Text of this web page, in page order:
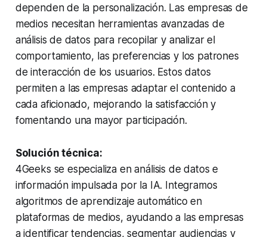
dependen de la personalización. Las empresas de
medios necesitan herramientas avanzadas de
análisis de datos para recopilar y analizar el
comportamiento, las preferencias y los patrones
de interacción de los usuarios. Estos datos
permiten a las empresas adaptar el contenido a
cada aficionado, mejorando la satisfacción y
fomentando una mayor participación.
Solución técnica:
4Geeks se especializa en análisis de datos e
información impulsada por la IA. Integramos
algoritmos de aprendizaje automático en
plataformas de medios, ayudando a las empresas
a identificar tendencias, segmentar audiencias y